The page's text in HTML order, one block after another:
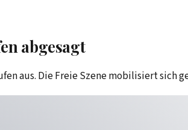
abgesagt
aus. Die Freie Szene mobilisiert sich